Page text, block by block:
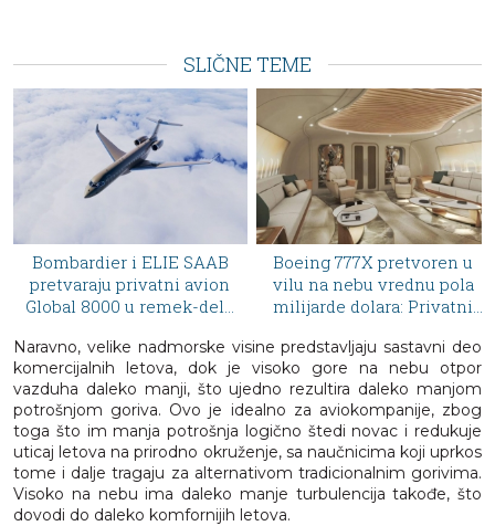
SLIČNE TEME
Boeing 777X pretvoren u
vilu na nebu vrednu pola
milijarde dolara: Privatni
centrom, digitalnim
zidovima i spavaćom
sobom većom od mnogih
njujorških stanova
Pagani sada osvaja nebo:
italijanski proizvođač
hiperautomobila
predstavlja luksuzne
enterijere za privatne
avione
Naravno, velike nadmorske visine predstavljaju sastavni deo
komercijalnih letova, dok je visoko gore na nebu otpor
vazduha daleko manji, što ujedno rezultira daleko manjom
potrošnjom goriva. Ovo je idealno za aviokompanije, zbog
toga što im manja potrošnja logično štedi novac i redukuje
uticaj letova na prirodno okruženje, sa naučnicima koji uprkos
tome i dalje tragaju za alternativom tradicionalnim gorivima.
Visoko na nebu ima daleko manje turbulencija takođe, što
dovodi do daleko komfornijih letova.